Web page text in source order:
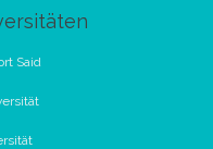
Said